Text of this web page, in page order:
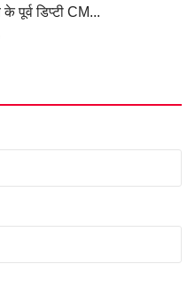
पूर्व डिप्टी CM...